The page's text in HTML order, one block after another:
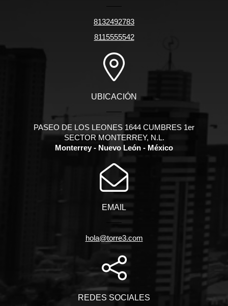
8132492783
8115555542
UBICACIÓN
PASEO DE LOS LEONES 1644 CUMBRES 1er
SECTOR MONTERREY, N.L.
Monterrey - Nuevo León - México
EMAIL
hola@torre3.com
REDES SOCIALES